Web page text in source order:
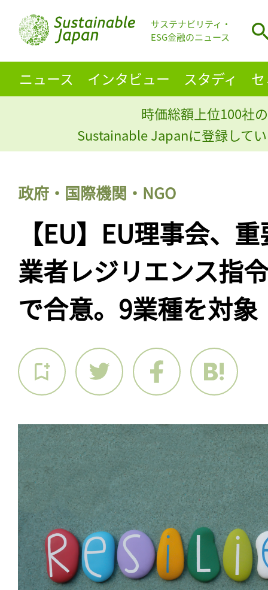
サステナビリティ・
ESG金融のニュース
ニュース インタビュー スタディ
時価総額上位100社
Sustainable Japanに登録して
政府・国際機関・NGO
【EU】EU理事会、
業者レジリエンス指
で合意。9業種を対象